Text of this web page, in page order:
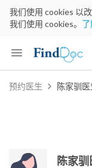
我们使用 cookies 以
我们使用 cookies。
Keyword
预约医生 陈家驯医
陈家驯